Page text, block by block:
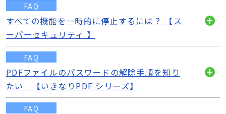
FAQ
すべての機能を一時的に停止するには？ 【ス
ーパーセキュリティ 】
く
FAQ
PDFファイルのパスワードの解除手順を知り
たい 【いきなりPDF シリーズ】
く
FAQ